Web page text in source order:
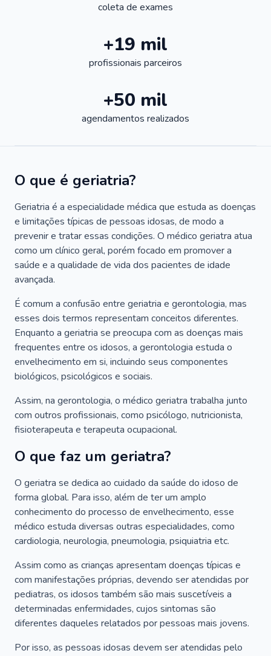
coleta de exames
+19 mil
profissionais parceiros
+50 mil
agendamentos realizados
O que é geriatria?
Geriatria é a especialidade médica que estuda as doenças
e limitações típicas de pessoas idosas, de modo a
prevenir e tratar essas condições. O médico geriatra atua
como um clínico geral, porém focado em promover a
saúde e a qualidade de vida dos pacientes de idade
avançada.
É comum a confusão entre geriatria e gerontologia, mas
esses dois termos representam conceitos diferentes.
Enquanto a geriatria se preocupa com as doenças mais
frequentes entre os idosos, a gerontologia estuda o
envelhecimento em si, incluindo seus componentes
biológicos, psicológicos e sociais.
Assim, na gerontologia, o médico geriatra trabalha junto
com outros profissionais, como psicólogo, nutricionista,
fisioterapeuta e terapeuta ocupacional.
O que faz um geriatra?
O geriatra se dedica ao cuidado da saúde do idoso de
forma global. Para isso, além de ter um amplo
conhecimento do processo de envelhecimento, esse
médico estuda diversas outras especialidades, como
cardiologia, neurologia, pneumologia, psiquiatria etc.
Assim como as crianças apresentam doenças típicas e
com manifestações próprias, devendo ser atendidas por
pediatras, os idosos também são mais suscetíveis a
determinadas enfermidades, cujos sintomas são
diferentes daqueles relatados por pessoas mais jovens.
Por isso, as pessoas idosas devem ser atendidas pelo